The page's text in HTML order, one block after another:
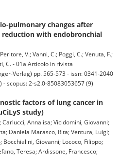
pulmonary changes after
with endobronchial
V.; Vanni, C.; Poggi, C.; Venuta, F.;
C. - 01a Articolo in rivista
Verlag) pp. 565-573 - issn: 0341-2040
- scopus: 2-s2.0-85083053657 (9)
factors of lung cancer in
study)
Annalisa; Vicidomini, Giovanni;
Daniela Marasco, Rita; Ventura, Luigi;
Giovanni; Lococo, Filippo;
Teresa; Ardissone, Francesco;